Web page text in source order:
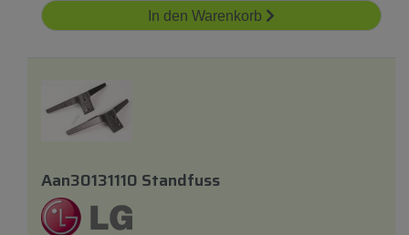
In den Warenkorb
Aan30131110 Standfuss